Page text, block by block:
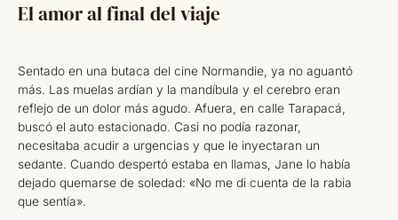
El amor al final del viaje
Sentado en una butaca del cine Normandie, ya no aguantó
más. Las muelas ardían y la mandíbula y el cerebro eran
reflejo de un dolor más agudo. Afuera, en calle Tarapacá,
buscó el auto estacionado. Casi no podía razonar,
necesitaba acudir a urgencias y que le inyectaran un
sedante. Cuando despertó estaba en llamas, Jane lo había
dejado quemarse de soledad: «No me di cuenta de la rabia
que sentía».